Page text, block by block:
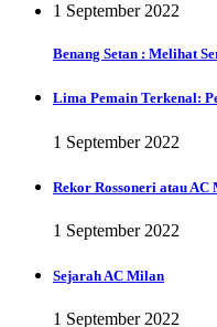
1 September 2022
Benang Setan : Melihat
Lima Pemain Terkenal:
1 September 2022
Rekor Rossoneri atau AC
1 September 2022
Sejarah AC Milan
1 September 2022